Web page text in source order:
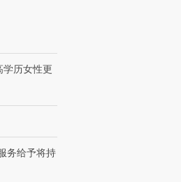
【商旅对话】华住集团
学历女性更
务给予将持